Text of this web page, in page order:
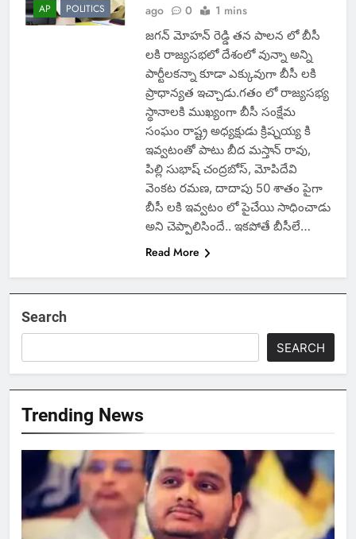
AP POLITICS
ago
0 1 mins
జగన్ మోహన్ రెడ్డి తన పాలన లో బీసీ
లకి రాజ్యసభలో దేశంలో వున్నా అన్ని
పార్టీలకన్నా కూడా ఎక్కువుగా బీసీ లకి
ప్రాధాన్యత ఇచ్చాడు.గతం లో రాజ్యసభ్య
స్థానాలకి ముఖ్యంగా బీసీ సంక్షేమ
సంఘం రాష్ట్ర అధ్యక్షుడు క్రిష్నయ్య కి
ఇవ్వటంతో పాటు బీద మస్తాన్ రావు,
పిల్లి సుభాష్ చంద్రబోస్, మోపిదేవి
వెంకట రమణ, దాదాపు 50 శాతం పైగా
బీసీ లకి ఇవ్వటం లో పైచేయి సాధించాడు
అని చెప్పాలిసిందే.. ఇకపోతే బీసీలే…
Read More
Search
SEARCH
Trending News